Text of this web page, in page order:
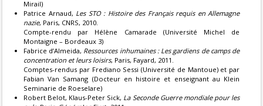
Mirail)
Patrice Arnaud, Les STO : Histoire des Français requis en Allemagne
nazie, Paris, CNRS, 2010.
Compte-rendu par Hélène Camarade (Université Michel de
Montaigne – Bordeaux 3)
Fabrice d’Almeida, Ressources inhumaines : Les gardiens de camps de
concentration et leurs loisirs, Paris, Fayard, 2011.
Comptes-rendus par Frediano Sessi (Université de Mantoue) et par
Fabian Van Samang (Docteur en histoire et enseignant au Klein
Seminarie de Roeselare)
Robert Belot, Klaus-Peter Sick, La Seconde Guerre mondiale pour les